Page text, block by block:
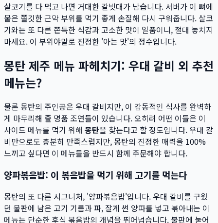
살코기를 다 먹고 나면 거대한 갈빗대가 남습니다. 서버가 이 뼈에
붙은 쫄깃한 근막 부위를 먹기 좋게 손질해 다시 구워줍니다. 살코
기와는 또 다른 쫀득한 식감과 고소한 맛이 일품이니, 절대 놓치지
마세요. 이 부위야말로 진정한 '아는 맛'의 정수입니다.
몽탄 제주 메뉴 파헤치기: 우대 갈비 외 추천
메뉴는?
물론 몽탄의 주인공은 우대 갈비지만, 이 감동적인 식사를 완벽하
게 마무리해 줄 명품 조연들이 있습니다. 오히려 어떤 이들은 이
사이드 메뉴를 먹기 위해 몽탄을 찾는다고 할 정도입니다. 우대 갈
비만으로도 충분히 만족스럽지만, 몽탄의 진정한 매력을 100%
느끼고 싶다면 이 메뉴들을 반드시 함께 주문해야 합니다.
양파볶음밥: 이 볶음밥을 먹기 위해 고기를 먹는다
몽탄의 또 다른 시그니처, '양파볶음밥'입니다. 우대 갈비를 구웠
던 불판에 남은 고기 기름과 파, 잘게 썬 양파를 넣고 볶아내는 이
메뉴는 단순한 후식 볶음밥의 개념을 뛰어넘습니다. 불판에 눌어